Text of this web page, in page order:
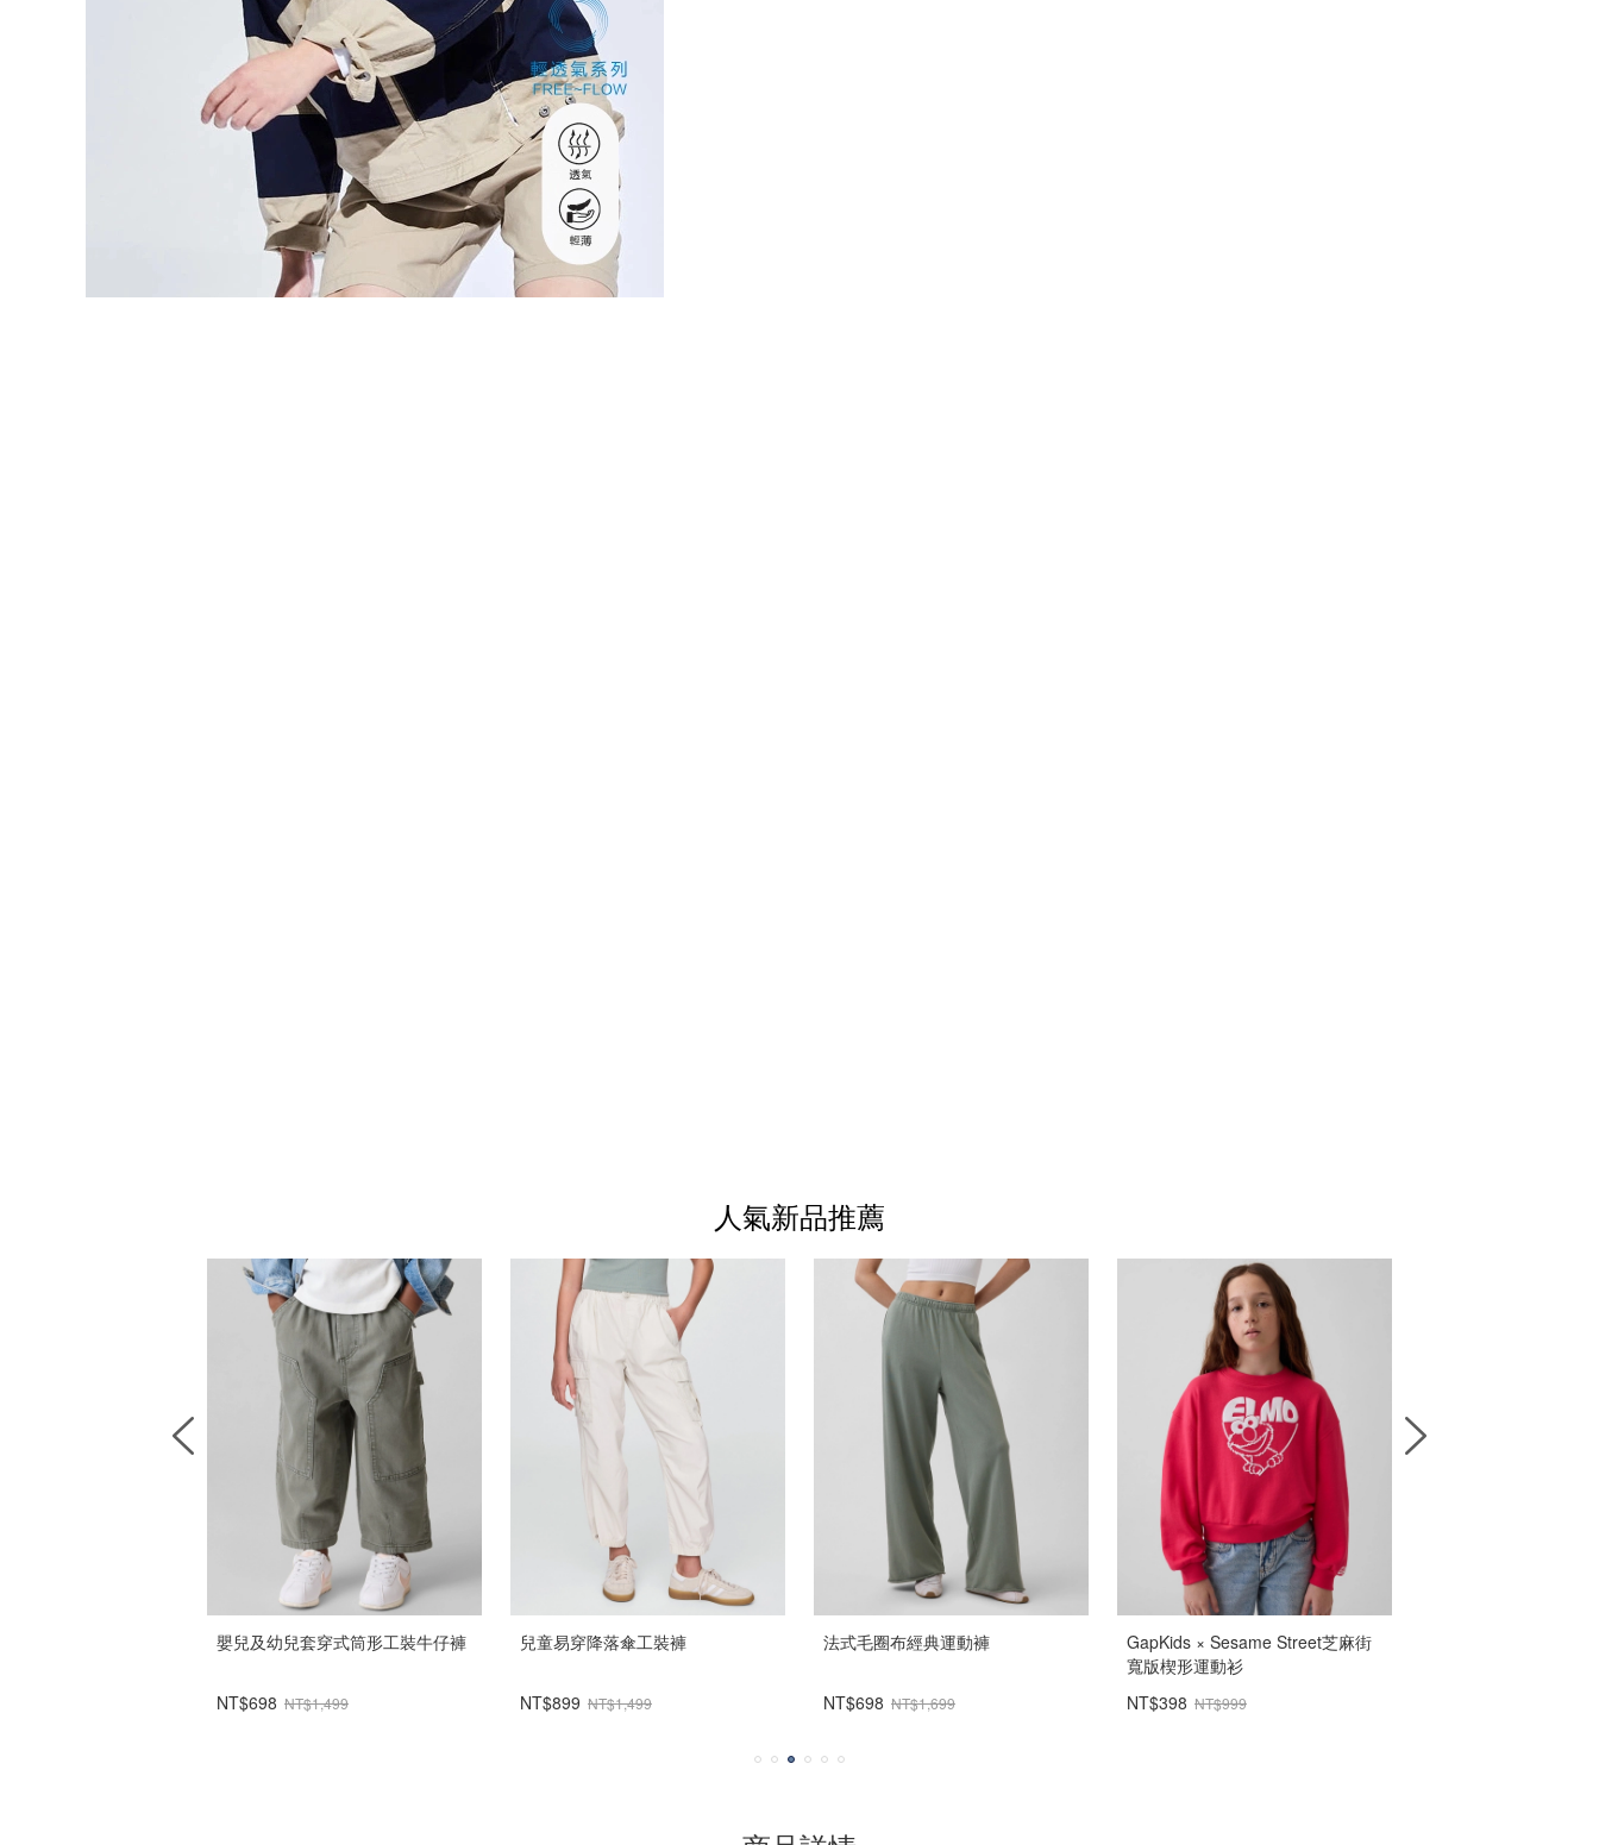
人氣新品推薦
嬰兒及幼兒套穿式筒形工裝牛仔褲
NT$698 NT$1,499
兒童易穿降落傘工裝褲
NT$899 NT$1,499
法式毛圈布經典運動褲
NT$698 NT$1,699
GapKids × Sesame Street芝麻街
寬版楔形運動衫
NT$398 NT$999